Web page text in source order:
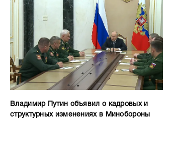
Владимир Путин объявил о кадровых и
структурных изменениях в Минобороны